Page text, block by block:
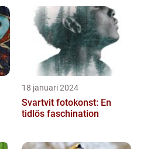
18 januari 2024
Svartvit fotokonst: En
tidlös faschination